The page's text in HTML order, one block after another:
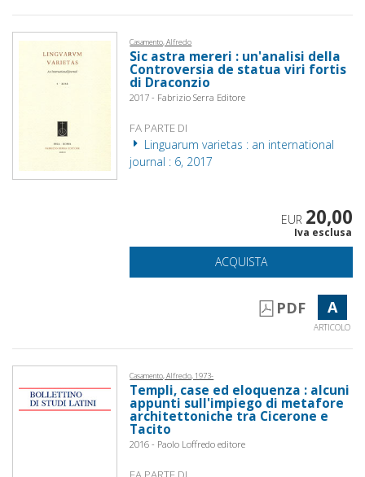
Casamento, Alfredo
Sic astra mereri : un'analisi della
Controversia de statua viri fortis
di Draconzio
2017 - Fabrizio Serra Editore
FA PARTE DI
Linguarum varietas : an international
journal : 6, 2017
EUR 20,00
Iva esclusa
ACQUISTA
PDF A
ARTICOLO
Casamento, Alfredo, 1973-
Templi, case ed eloquenza : alcuni
appunti sull'impiego di metafore
architettoniche tra Cicerone e
Tacito
2016 - Paolo Loffredo editore